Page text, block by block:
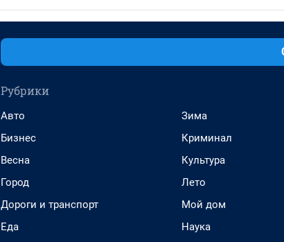
Рубрики
Авто
Бизнес
Весна
Город
Дороги и транспорт
Еда
Зима
Криминал
Культура
Лето
Мой дом
Наука